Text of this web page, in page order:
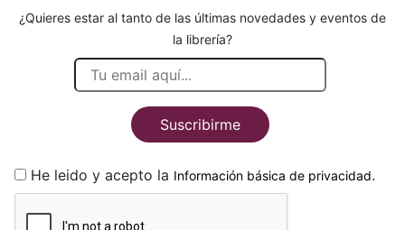
¿Quieres estar al tanto de las últimas novedades y eventos de
la librería?
Suscribirme
He leido y acepto la Información básica de privacidad.